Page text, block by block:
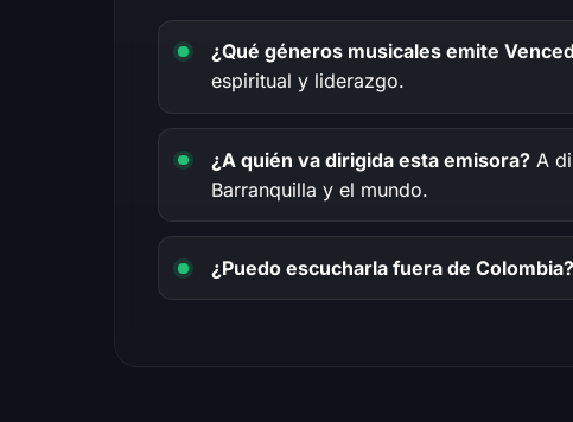
¿Qué géneros musicales emite
espiritual y liderazgo.
¿A quién va dirigida esta emisora? A
Barranquilla y el mundo.
¿Puedo escucharla fuera de Colombia?